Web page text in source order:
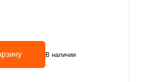
В наличии